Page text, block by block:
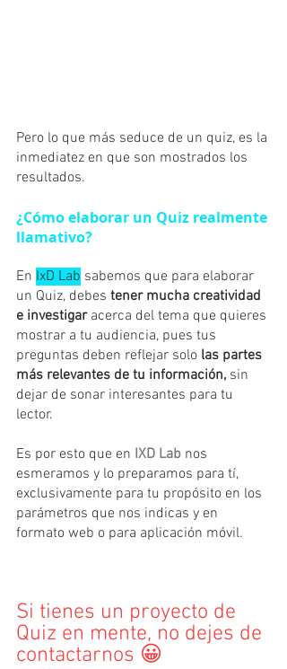
Pero lo que más seduce de un quiz, es la
inmediatez en que son mostrados los
resultados.
¿Cómo elaborar un Quiz realmente
llamativo?
En IxD Lab sabemos que para elaborar
un Quiz, debes tener mucha creatividad
e investigar acerca del tema que quieres
mostrar a tu audiencia, pues tus
preguntas deben reflejar solo las partes
más relevantes de tu información, sin
dejar de sonar interesantes para tu
lector.
Es por esto que en IXD Lab nos
esmeramos y lo preparamos para tí,
exclusivamente para tu propósito en los
parámetros que nos indicas y en
formato web o para aplicación móvil.
Si tienes un proyecto de
Quiz en mente, no dejes de
contactarnos 😀